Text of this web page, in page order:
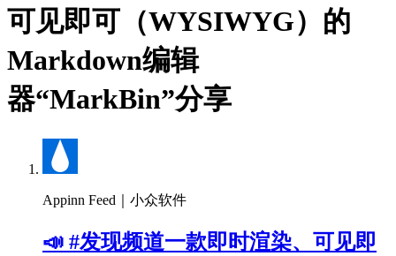
可见即可（WYSIWYG）的
Markdown编辑
器“MarkBin”分享
Appinn Feed｜小众软件
📣 #发现频道一款即时渲染、可见即